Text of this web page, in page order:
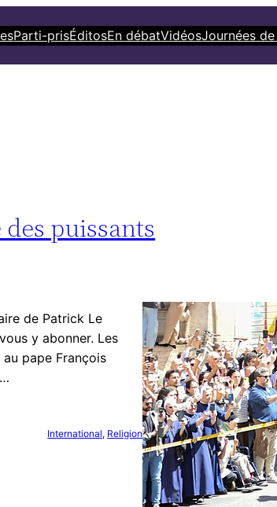
Parti-prisÉditosEn débatVidéosJournées
puissants
de Patrick Le
y abonner. Les
pape François
International, Religion